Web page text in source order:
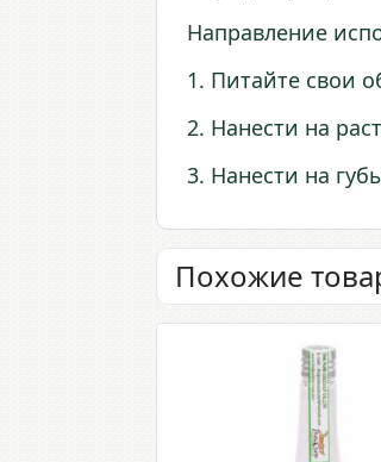
Направление
1. Питайте свои
2. Нанести на
3. Нанести на
Похожие